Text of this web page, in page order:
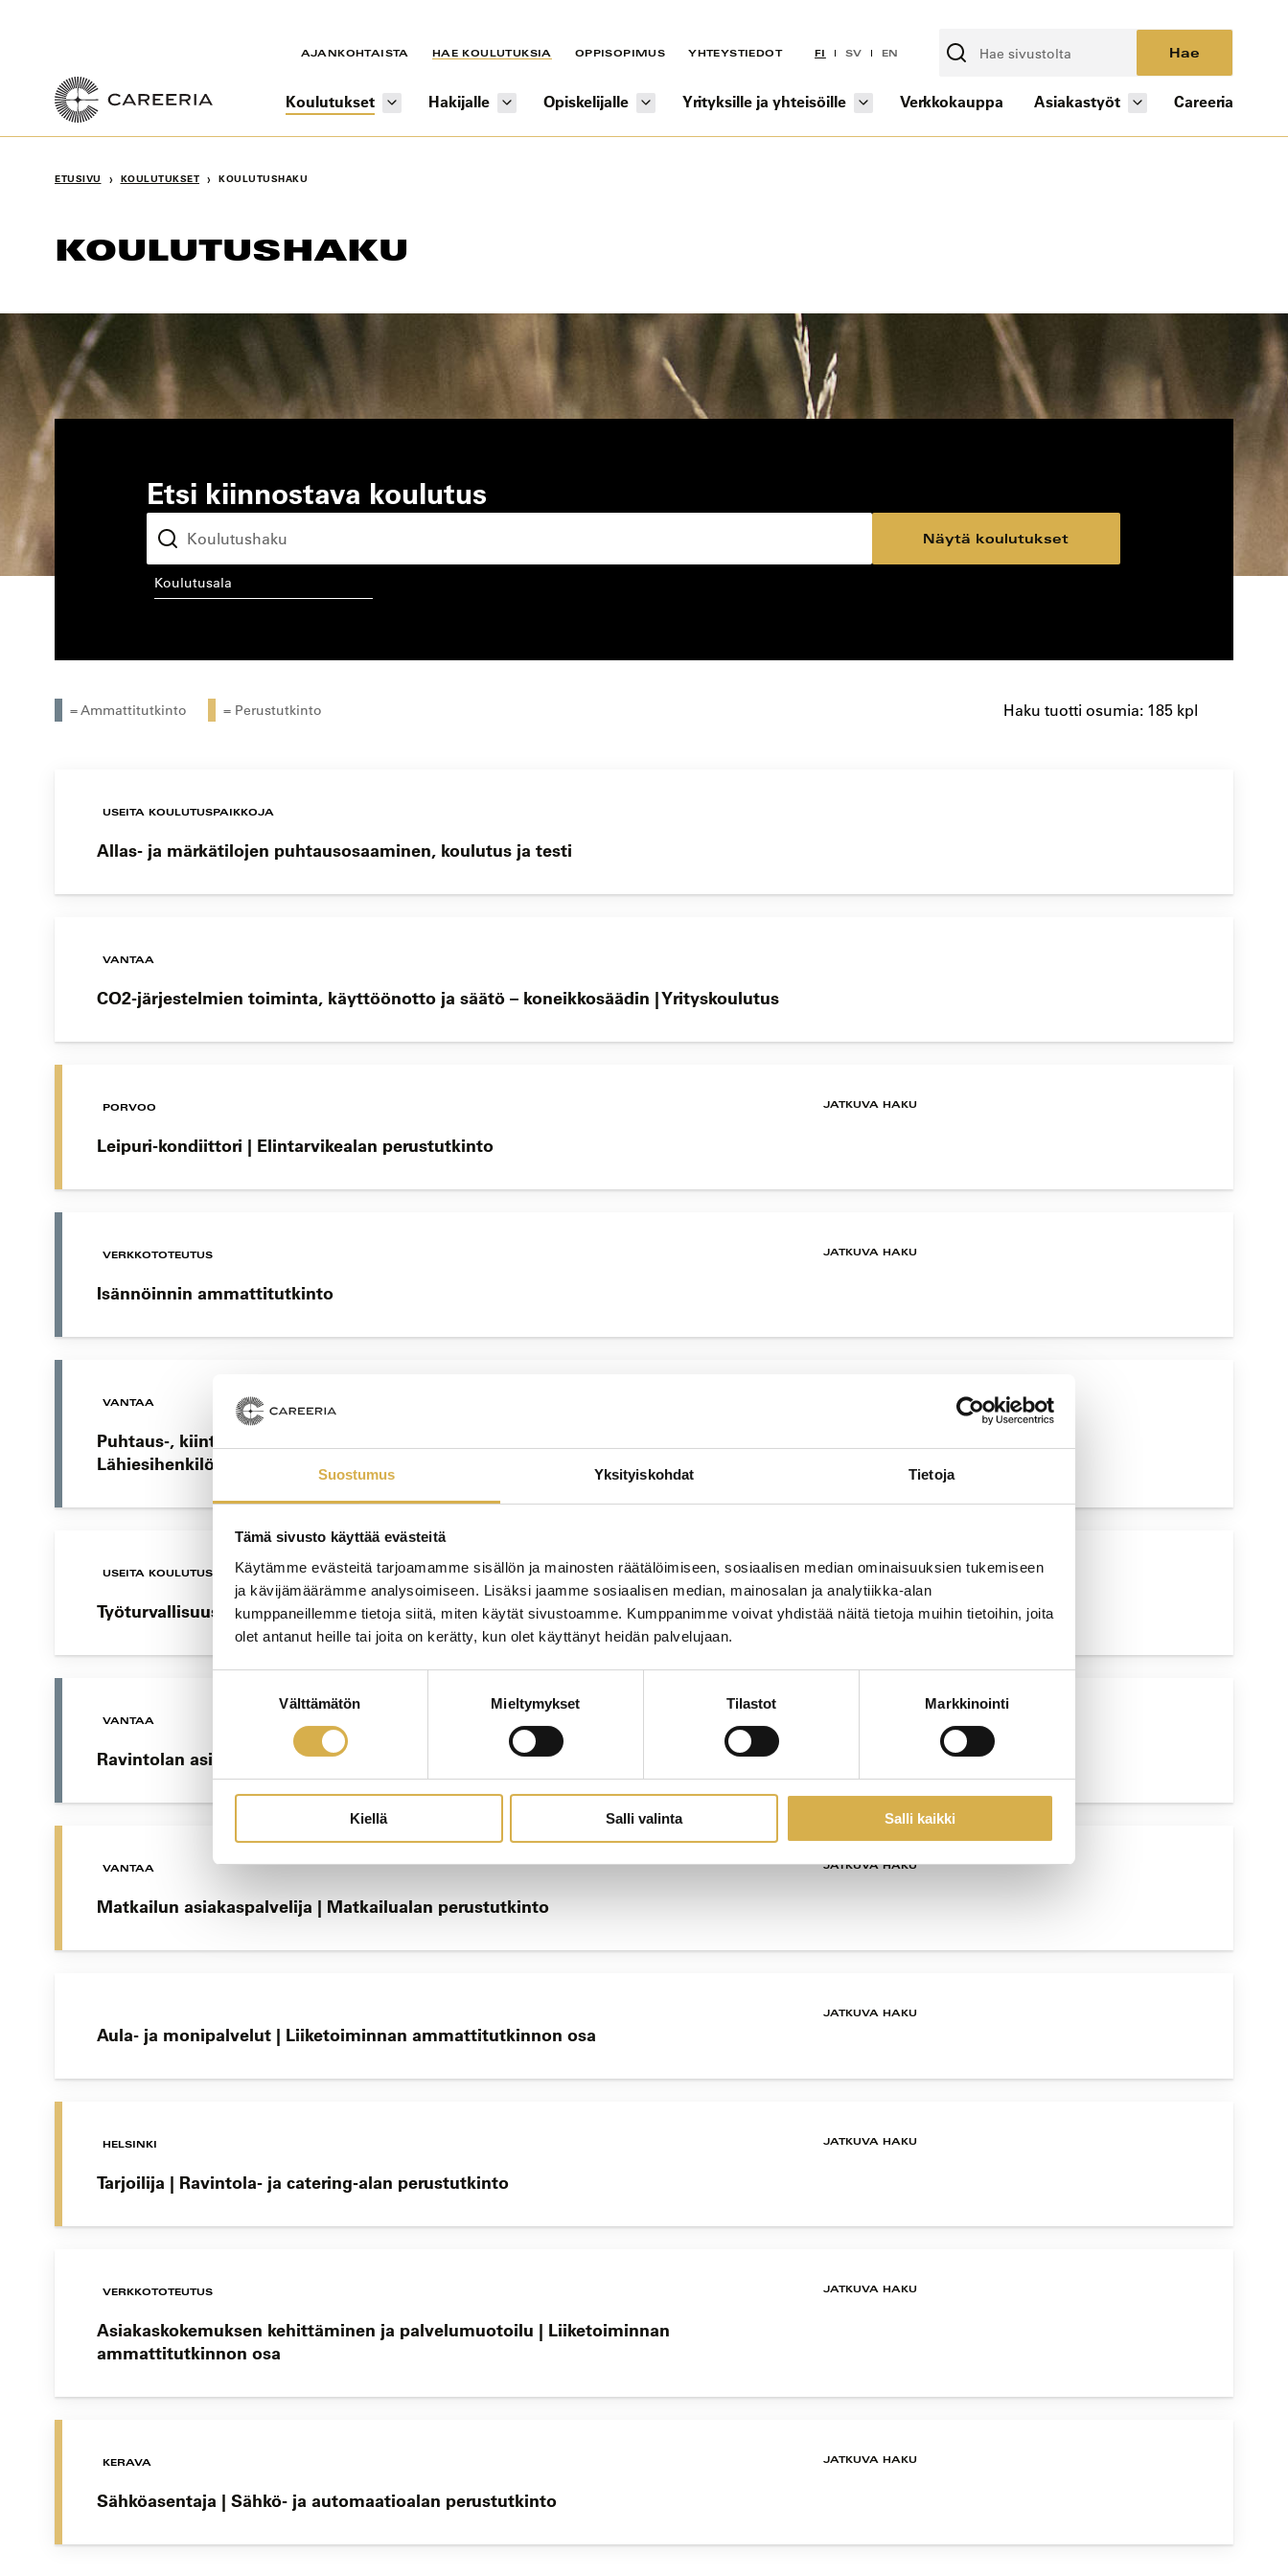
Suostumus Yksityiskohdat Tietoja
Tämä sivusto käyttää evästeitä
Käytämme evästeitä tarjoamamme sisällön ja mainosten räätälöimiseen, sosiaalisen median ominaisuuksien tukemiseen
ja kävijämäärämme analysoimiseen. Lisäksi jaamme sosiaalisen median, mainosalan ja analytiikka-alan
kumppaneillemme tietoja siitä, miten käytät sivustoamme. Kumppanimme voivat yhdistää näitä tietoja muihin tietoihin, joita
olet antanut heille tai joita on kerätty, kun olet käyttänyt heidän palvelujaan.
Välttämätön Mieltymykset Tilastot Markkinointi
Kiellä Salli valinta Salli kaikki
AJANKOHTAISTA HAE KOULUTUKSIA OPPISOPIMUS YHTEYSTIEDOT FI SV EN Hae
Koulutukset Hakijalle Opiskelijalle Yrityksille ja yhteisöille Verkkokauppa Asiakastyöt Careeria
ETUSIVU › KOULUTUKSET › KOULUTUSHAKU
KOULUTUSHAKU
Etsi kiinnostava koulutus
koulutusala
Näytä koulutukset
= Ammattitutkinto = Perustutkinto Haku tuotti osumia: 185 kpl
USEITA KOULUTUSPAIKKOJA
Allas- ja märkätilojen puhtausosaaminen, koulutus ja testi
VANTAA
CO2-järjestelmien toiminta, käyttöönotto ja säätö – koneikkosäädin | Yrityskoulutus
PORVOO
Leipuri-kondiittori | Elintarvikealan perustutkinto
JATKUVA HAKU
VERKKOTOTEUTUS
Isännöinnin ammattitutkinto
JATKUVA HAKU
VANTAA
Puhtaus-, kiinteistö- ja kotityöpalvelualan lähiesihenkilötyön koulutus |
Lähiesihenkilötyön ammattitutkinto, oppisopimuskoulutus
USEITA KOULUTUSPAIKKOJA
Työturvallisuuskorttikoulutus
VANTAA
Ravintolan asiakaspalvelun ammattitutkintokoulutus kokeneille ammattilaisille
VANTAA
Matkailun asiakaspalvelija | Matkailualan perustutkinto
JATKUVA HAKU
Aula- ja monipalvelut | Liiketoiminnan ammattitutkinnon osa
JATKUVA HAKU
HELSINKI
Tarjoilija | Ravintola- ja catering-alan perustutkinto
JATKUVA HAKU
VERKKOTOTEUTUS
Asiakaskokemuksen kehittäminen ja palvelumuotoilu | Liiketoiminnan
ammattitutkinnon osa
JATKUVA HAKU
KERAVA
Sähköasentaja | Sähkö- ja automaatioalan perustutkinto
JATKUVA HAKU